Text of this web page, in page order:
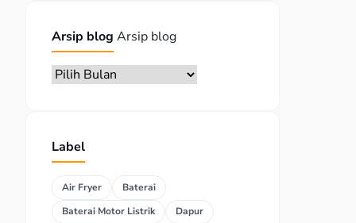
Arsip blog Arsip blog
Label
Air Fryer
Baterai
Baterai Motor Listrik
Dapur